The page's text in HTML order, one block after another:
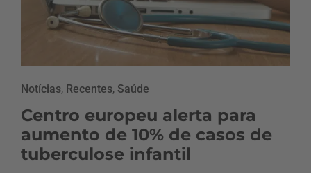
Notícias, Recentes, Saúde
Centro europeu alerta para
aumento de 10% de casos de
tuberculose infantil